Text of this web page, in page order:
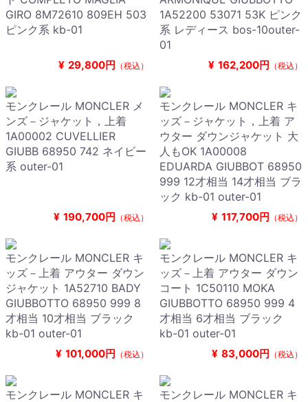
GIRO 8M72610 809EH 503
ピンク系 kb-01
¥ 29,800円 （税込）
1A52200 53071 53K ピンク
系 レディース bos-10outer-
01
¥ 162,200円 （税込）
モンクレール MONCLER メ
ンズ－ジャケット，上着
1A00002 CUVELLIER
GIUBB 68950 742 ネイビー
系 outer-01
¥ 190,700円 （税込）
モンクレール MONCLER キ
ッズ－ジャケット，上着 ア
ウター ダウンジャケット 大
人もOK 1A00008
EDUARDA GIUBBOT 68950
999 12才相当 14才相当 ブラ
ック kb-01 outer-01
¥ 117,700円 （税込）
モンクレール MONCLER キ
ッズ－上着 アウター ダウン
ジャケット 1A52710 BADY
GIUBBOTTO 68950 999 8
才相当 10才相当 ブラック
kb-01 outer-01
¥ 101,000円 （税込）
モンクレール MONCLER キ
ッズ－上着 アウター ダウン
コート 1C50110 MOKA
GIUBBOTTO 68950 999 4
才相当 6才相当 ブラック
kb-01 outer-01
¥ 83,000円 （税込）
モンクレール MONCLER キ モンクレール MONCLER キ